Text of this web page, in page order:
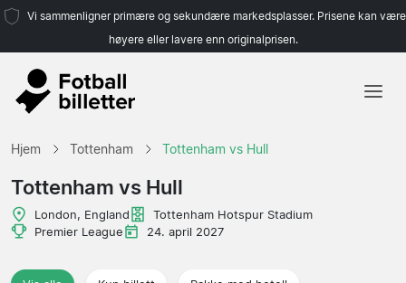
Vi sammenligner primære og sekundære markedsplasser. Prisene kan være
høyere eller lavere enn originalprisen.
Reisebyråer
Hjem Tottenham Tottenham vs Hull
Tottenham vs Hull
London, England
Tottenham Hotspur Stadium
Premier League
24. april 2027